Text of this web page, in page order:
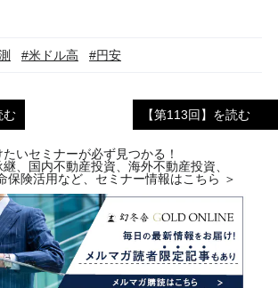
#米ドル高 #円安
む 【第113回】を読む
たいセミナーが必ず見つかる！
、国内不動産投資、海外不動産投資、
保険活用など、セミナー情報はこちら ＞